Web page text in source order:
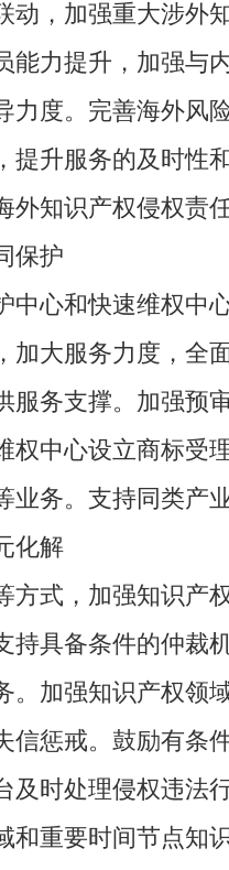
，加强重大涉外知
能力提升，加强与
力度。完善海外风
提升服务的及时性
外知识产权侵权责
保护
心和快速维权中心
加大服务力度，全
服务支撑。加强预
权中心设立商标受
业务。支持同类产
化解
式，加强知识产权
持具备条件的仲裁
。加强知识产权领
信惩戒。鼓励有条
及时处理侵权违法
重要时间节点知